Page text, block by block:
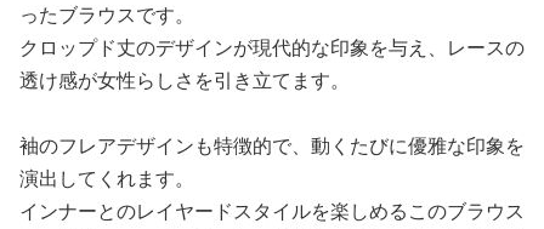
ったブラウスです。
クロップド丈のデザインが現代的な印象を与え、レースの
透け感が女性らしさを引き立てます。
袖のフレアデザインも特徴的で、動くたびに優雅な印象を
演出してくれます。
インナーとのレイヤードスタイルを楽しめるこのブラウス